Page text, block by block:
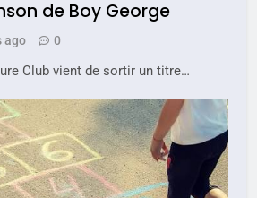
de Boy George
ago 0
Club vient de sortir un titre…